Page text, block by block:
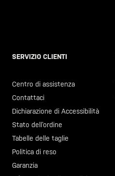
SERVIZIO CLIENTI
Centro di assistenza
Contattaci
Dichiarazione di Accessibilità
Stato dell’ordine
Tabelle delle taglie
Politica di reso
Garanzia